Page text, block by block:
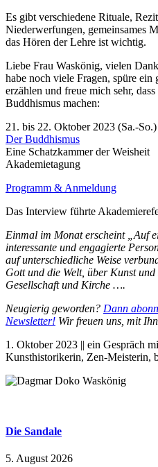
Es gibt verschiedene Rituale,
Niederwerfungen, gemeinsames
das Hören der Lehre ist wichtig.
Liebe Frau Waskönig, vielen
habe noch viele Fragen, spüre ein
erzählen und freue mich sehr,
Buddhismus machen:
21. bis 22. Oktober 2023 (Sa.-So.)
Der Buddhismus
Eine Schatzkammer der Weisheit
Akademietagung
Programm & Anmeldung
Das Interview führte
Einmal im Monat erscheint „Auf
interessante und engagierte
auf unterschiedliche Weise
Gott und die Welt, über Kunst
Gesellschaft und Kirche ….
Neugierig geworden? Dann
Newsletter! Wir freuen uns, mit
1. Oktober 2023 || ein Gespräch
Kunsthistorikerin, Zen-Meisterin,
Die Sandale
5. August 2026